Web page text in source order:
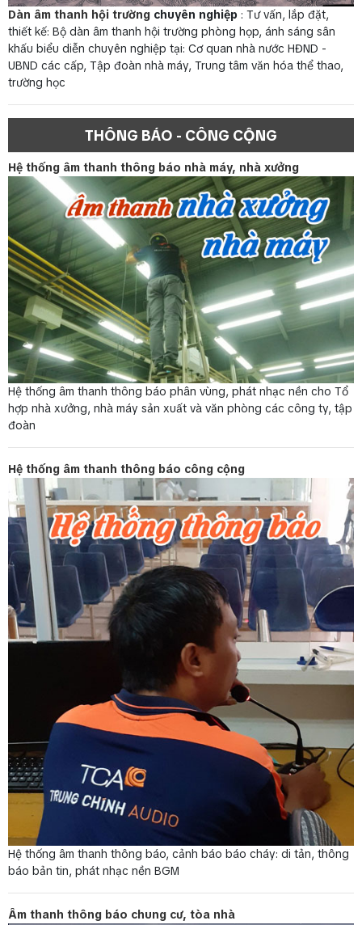
Dàn âm thanh hội trường chuyên nghiệp : Tư vấn, lắp đặt,
thiết kế: Bộ dàn âm thanh hội trường phòng họp, ánh sáng sân
khấu biểu diễn chuyên nghiệp tại: Cơ quan nhà nước HĐND -
UBND các cấp, Tập đoàn nhà máy, Trung tâm văn hóa thể thao,
trường học
THÔNG BÁO - CÔNG CỘNG
Hệ thống âm thanh thông báo nhà máy, nhà xưởng
Hệ thống âm thanh thông báo phân vùng, phát nhạc nền cho Tổ
hợp nhà xưởng, nhà máy sản xuất và văn phòng các công ty, tập
đoàn
Hệ thống âm thanh thông báo công cộng
Hệ thống âm thanh thông báo, cảnh báo báo cháy: di tản, thông
báo bản tin, phát nhạc nền BGM
Âm thanh thông báo chung cư, tòa nhà